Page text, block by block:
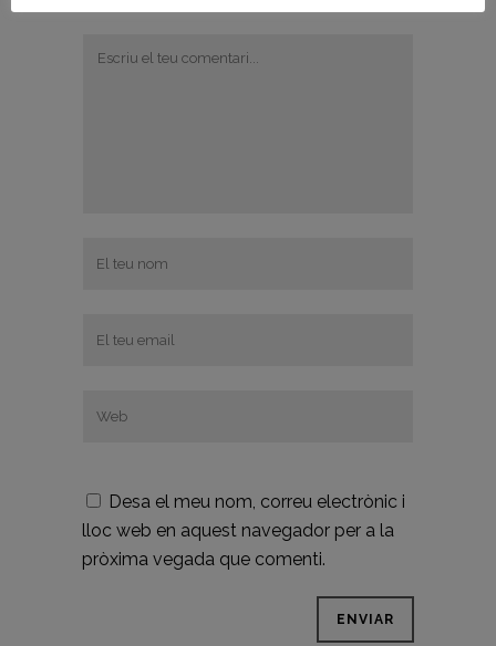
Desa el meu nom, correu electrònic i
lloc web en aquest navegador per a la
pròxima vegada que comenti.